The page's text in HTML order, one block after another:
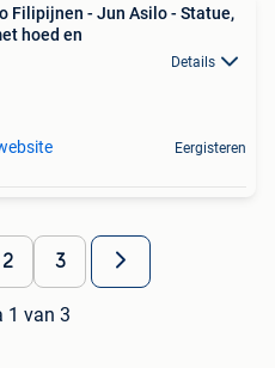
Filipijnen - Jun Asilo - Statue,
hoed en
Details
Eergisteren
2 3
1 van 3